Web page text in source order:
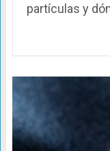
partículas y